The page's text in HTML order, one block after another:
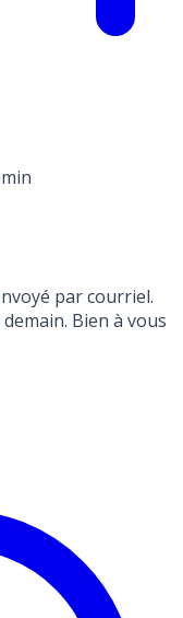
par courriel.
Bien à vous